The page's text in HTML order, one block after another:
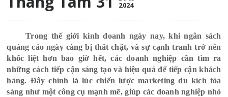
2024
Trong thế giới kinh doanh ngày nay, khi ngân sách
quảng cáo ngày càng bị thắt chặt, và sự cạnh tranh trở nên
khốc liệt hơn bao giờ hết, các doanh nghiệp cần tìm ra
những cách tiếp cận sáng tạo và hiệu quả để tiếp cận khách
hàng. Đây chính là lúc chiến lược marketing du kích tỏa
sáng như một công cụ mạnh mẽ, giúp các doanh nghiệp nhỏ